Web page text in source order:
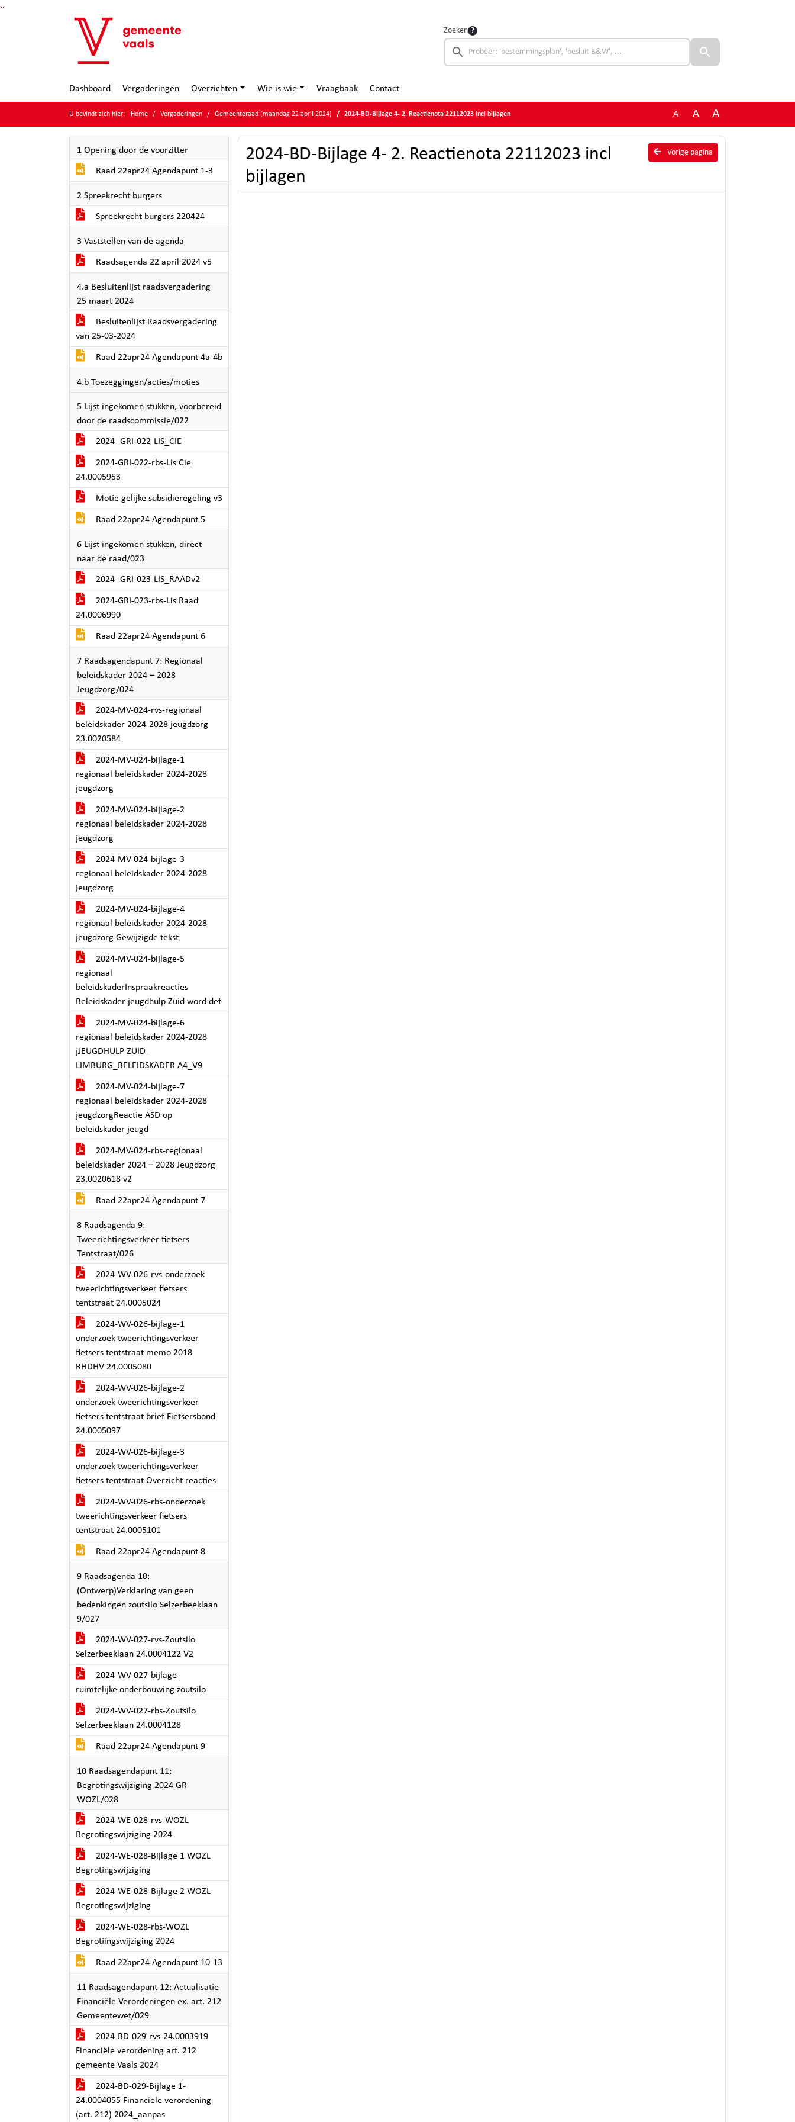
Zoeken
Dashboard Vergaderingen Overzichten Wie is wie Vraagbaak Contact
U bevindt zich hier: Home Vergaderingen Gemeenteraad (maandag 22 april 2024) 2024-BD-Bijlage 4- 2. Reactienota 22112023 incl bijlagen A A A
1 Opening door de voorzitter
Raad 22apr24 Agendapunt 1-3
2 Spreekrecht burgers
Spreekrecht burgers 220424
3 Vaststellen van de agenda
Raadsagenda 22 april 2024 v5
4.a Besluitenlijst raadsvergadering
25 maart 2024
Besluitenlijst Raadsvergadering
van 25-03-2024
Raad 22apr24 Agendapunt 4a-4b
4.b Toezeggingen/acties/moties
5 Lijst ingekomen stukken, voorbereid
door de raadscommissie/022
2024 -GRI-022-LIS_CIE
2024-GRI-022-rbs-Lis Cie
24.0005953
Motie gelijke subsidieregeling v3
Raad 22apr24 Agendapunt 5
6 Lijst ingekomen stukken, direct
naar de raad/023
2024 -GRI-023-LIS_RAADv2
2024-GRI-023-rbs-Lis Raad
24.0006990
Raad 22apr24 Agendapunt 6
7 Raadsagendapunt 7: Regionaal
beleidskader 2024 – 2028
Jeugdzorg/024
2024-MV-024-rvs-regionaal
beleidskader 2024-2028 jeugdzorg
23.0020584
2024-MV-024-bijlage-1
regionaal beleidskader 2024-2028
jeugdzorg
2024-MV-024-bijlage-2
regionaal beleidskader 2024-2028
jeugdzorg
2024-MV-024-bijlage-3
regionaal beleidskader 2024-2028
jeugdzorg
2024-MV-024-bijlage-4
regionaal beleidskader 2024-2028
jeugdzorg Gewijzigde tekst
2024-MV-024-bijlage-5
regionaal
beleidskaderInspraakreacties
Beleidskader jeugdhulp Zuid word def
2024-MV-024-bijlage-6
regionaal beleidskader 2024-2028
jJEUGDHULP ZUID-
LIMBURG_BELEIDSKADER A4_V9
2024-MV-024-bijlage-7
regionaal beleidskader 2024-2028
jeugdzorgReactie ASD op
beleidskader jeugd
2024-MV-024-rbs-regionaal
beleidskader 2024 – 2028 Jeugdzorg
23.0020618 v2
Raad 22apr24 Agendapunt 7
8 Raadsagenda 9:
Tweerichtingsverkeer fietsers
Tentstraat/026
2024-WV-026-rvs-onderzoek
tweerichtingsverkeer fietsers
tentstraat 24.0005024
2024-WV-026-bijlage-1
onderzoek tweerichtingsverkeer
fietsers tentstraat memo 2018
RHDHV 24.0005080
2024-WV-026-bijlage-2
onderzoek tweerichtingsverkeer
fietsers tentstraat brief Fietsersbond
24.0005097
2024-WV-026-bijlage-3
onderzoek tweerichtingsverkeer
fietsers tentstraat Overzicht reacties
2024-WV-026-rbs-onderzoek
tweerichtingsverkeer fietsers
tentstraat 24.0005101
Raad 22apr24 Agendapunt 8
9 Raadsagenda 10:
(Ontwerp)Verklaring van geen
bedenkingen zoutsilo Selzerbeeklaan
9/027
2024-WV-027-rvs-Zoutsilo
Selzerbeeklaan 24.0004122 V2
2024-WV-027-bijlage-
ruimtelijke onderbouwing zoutsilo
2024-WV-027-rbs-Zoutsilo
Selzerbeeklaan 24.0004128
Raad 22apr24 Agendapunt 9
10 Raadsagendapunt 11;
Begrotingswijziging 2024 GR
WOZL/028
2024-WE-028-rvs-WOZL
Begrotingswijziging 2024
2024-WE-028-Bijlage 1 WOZL
Begrotingswijziging
2024-WE-028-Bijlage 2 WOZL
Begrotingswijziging
2024-WE-028-rbs-WOZL
Begrotiingswijziging 2024
Raad 22apr24 Agendapunt 10-13
11 Raadsagendapunt 12: Actualisatie
Financiële Verordeningen ex. art. 212
Gemeentewet/029
2024-BD-029-rvs-24.0003919
Financiële verordening art. 212
gemeente Vaals 2024
2024-BD-029-Bijlage 1-
24.0004055 Financiele verordening
(art. 212) 2024_aanpas
Vorige pagina
2024-BD-Bijlage 4- 2. Reactienota 22112023 incl
bijlagen